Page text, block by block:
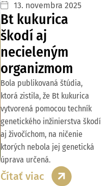
13. novembra 2025
Bt kukurica
škodí aj
necieleným
organizmom
Bola publikovaná štúdia,
ktorá zistila, že Bt kukurica
vytvorená pomocou techník
genetického inžinierstva škodí
aj živočíchom, na ničenie
ktorých nebola jej genetická
úprava určená.
Čítať viac